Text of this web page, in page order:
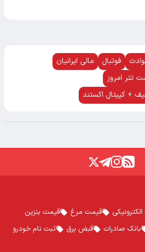
فوتبال
مالی ایرانیان
تتر امروز
+ کپیتال اکستند
الکترونیکی قیمت مرغ
قیمت بنزین
بانک صادرات قبض برق
ثبت نام خودرو